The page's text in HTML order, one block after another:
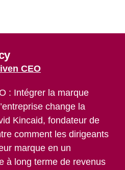
CEO
: Intégrer la marque
change la
Kincaid, fondateur de
comment les dirigeants
marque en un
à long terme de revenus